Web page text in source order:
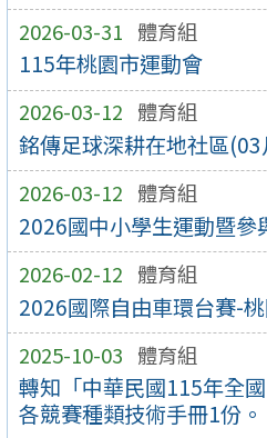
2026-03-31 體育組
115年桃園市運動會
2026-03-12 體育組
銘傳足球深耕在地社區
2026-03-12 體育組
2026國中小學生運動暨參
2026-02-12 體育組
2026國際自由車環台賽-
2025-10-03 體育組
轉知「中華民國115年全
各競賽種類技術手冊1份。